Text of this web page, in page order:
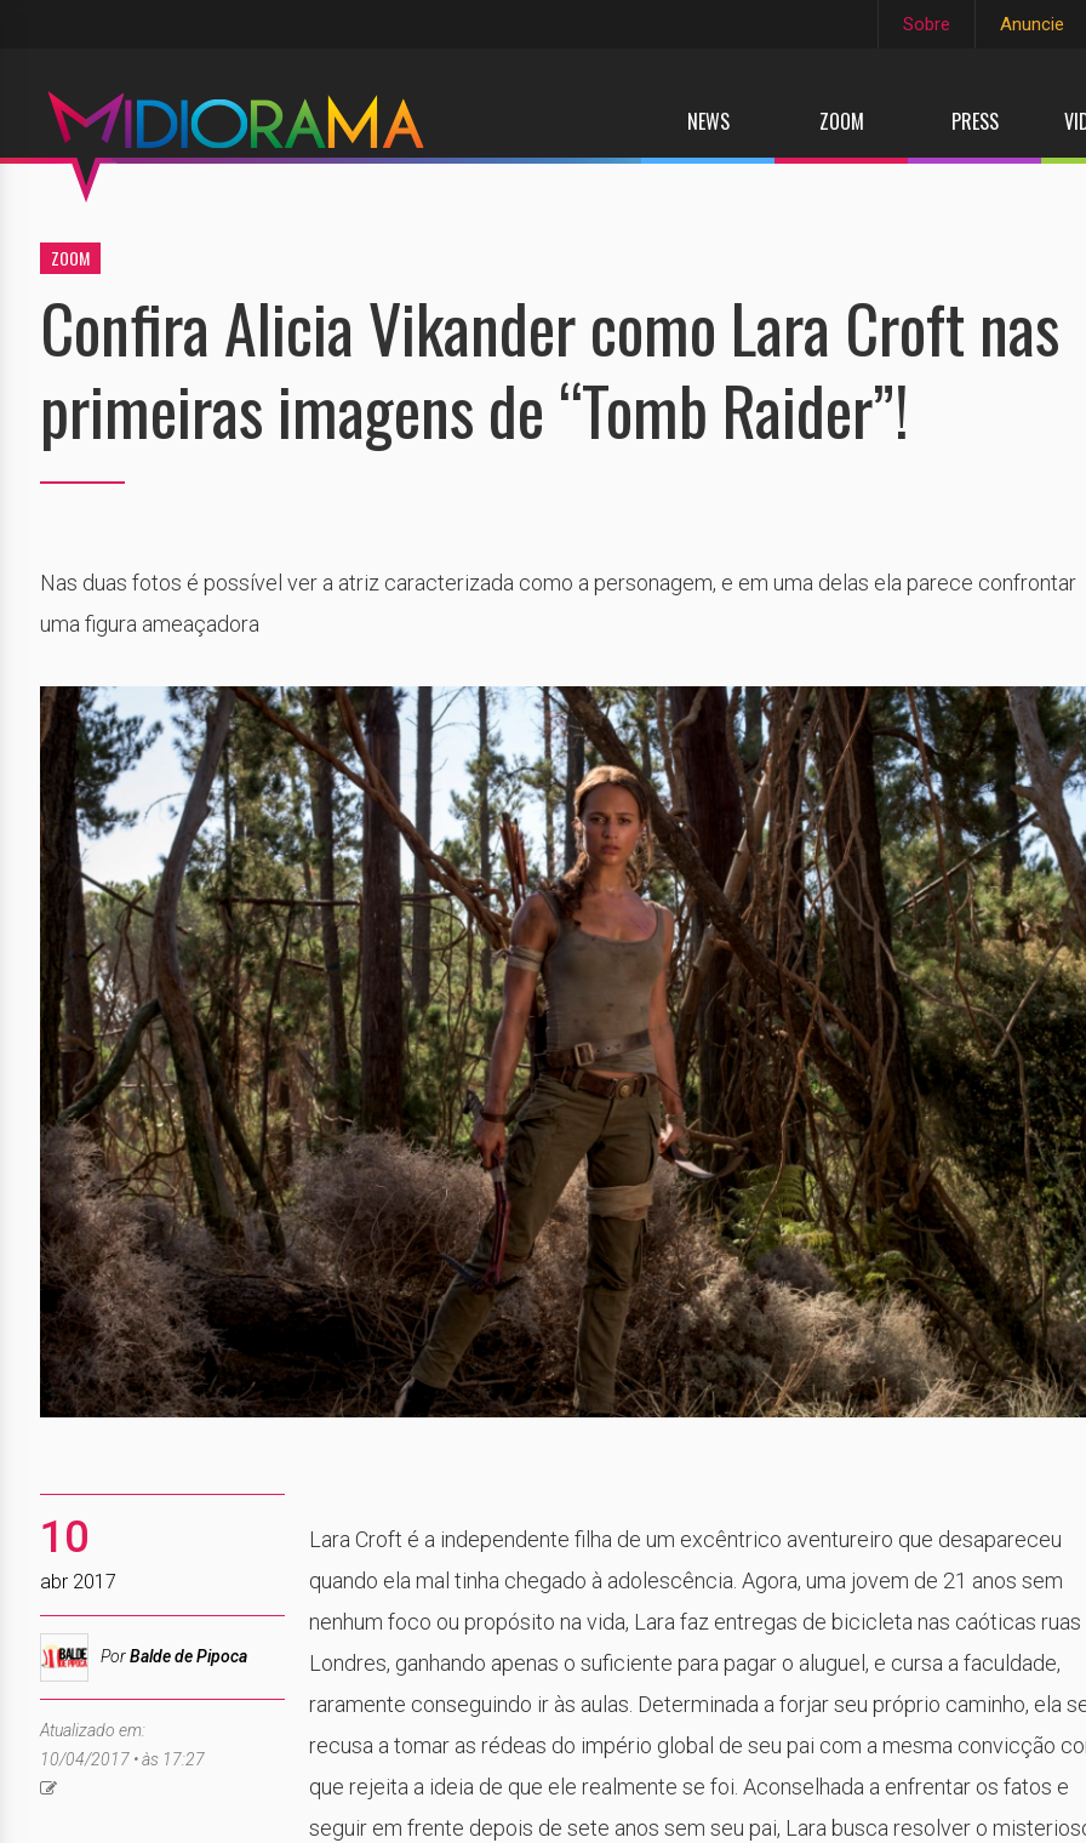
Sobre Anuncie
NEWS ZOOM PRESS
ZOOM
Confira Alicia Vikander como Lara Croft nas
primeiras imagens de “Tomb Raider”!
Nas duas fotos é possível ver a atriz caracterizada como a personagem, e em uma delas ela parece confrontar
uma figura ameaçadora
10
abr 2017
PorBalde de Pipoca
Atualizado em:
10/04/2017 • às 17:27
Lara Croft é a independente filha de um excêntrico aventureiro que desapareceu
quando ela mal tinha chegado à adolescência. Agora, uma jovem de 21 anos sem
nenhum foco ou propósito na vida, Lara faz entregas de bicicleta nas caóticas ruas
Londres, ganhando apenas o suficiente para pagar o aluguel, e cursa a faculdade,
raramente conseguindo ir às aulas. Determinada a forjar seu próprio caminho, ela
recusa a tomar as rédeas do império global de seu pai com a mesma convicção
que rejeita a ideia de que ele realmente se foi. Aconselhada a enfrentar os fatos e
seguir em frente depois de sete anos sem seu pai, Lara busca resolver o